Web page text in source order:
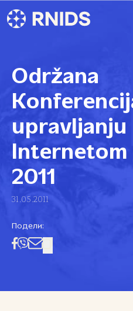
Održana
upravljanju
Internetom
2011
31.05.2011
Подели: